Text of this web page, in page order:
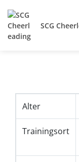
SCG
Alter
Trainingsort